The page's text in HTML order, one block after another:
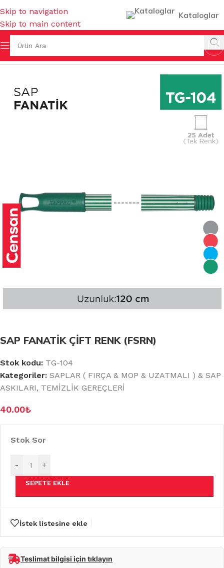
Skip to navigation
Skip to main content
Kataloglar
SAPLAR ( FIRÇA & MOP & UZATMALI ) & SAP ASKILARI
SAP FANATİK ÇİFT RENK (FSRN)
Stok kodu: TG-104
Kategoriler: SAPLAR ( FIRÇA & MOP & UZATMALI ) & SAP
ASKILARI, TEMİZLİK GEREÇLERİ
40.00₺
Stok Sor
- +
SEPETE EKLE
İstek listesine ekle
Teslimat bilgisi için tıklayın